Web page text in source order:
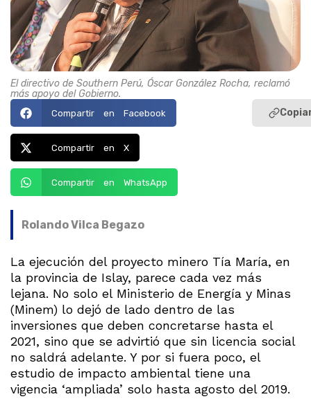
El directivo de Southern Perú, Óscar González Rocha, reclamó
más apoyo del Gobierno.
Compartir en Facebook
Compartir en X
Compartir en WhatsApp
Rolando Vilca Begazo
La ejecución del proyecto minero Tía María, en
la provincia de Islay, parece cada vez más
lejana. No solo el Ministerio de Energía y Minas
(Minem) lo dejó de lado dentro de las
inversiones que deben concretarse hasta el
2021, sino que se advirtió que sin licencia social
no saldrá adelante. Y por si fuera poco, el
estudio de impacto ambiental tiene una
vigencia ‘ampliada’ solo hasta agosto del 2019.